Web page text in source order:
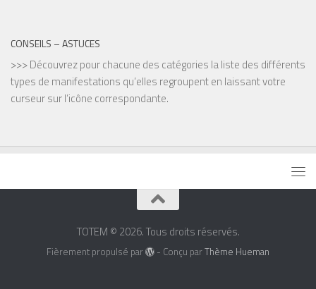
CONSEILS – ASTUCES
>>> Découvrez pour chacune des catégories la liste des différents
types de manifestations qu’elles regroupent en laissant votre
curseur sur l’icône correspondante.
TOTEM © 2026. Tous droits réservés.
Fièrement propulsé par - Conçu parThème Hueman